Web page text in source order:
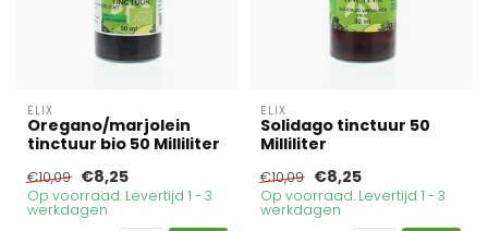
ELIX
Oregano/marjolein
tinctuur bio 50 Milliliter
€10,09 €8,25
Op voorraad. Levertijd 1 - 3
werkdagen
ELIX
Solidago tinctuur 50
Milliliter
€10,09 €8,25
Op voorraad. Levertijd 1 - 3
werkdagen